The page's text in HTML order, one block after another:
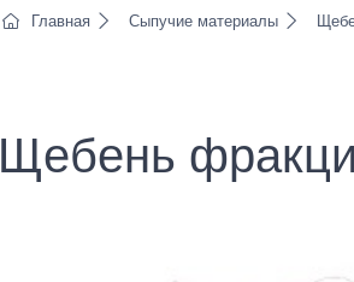
Главная Сыпучие материалы
Щебень